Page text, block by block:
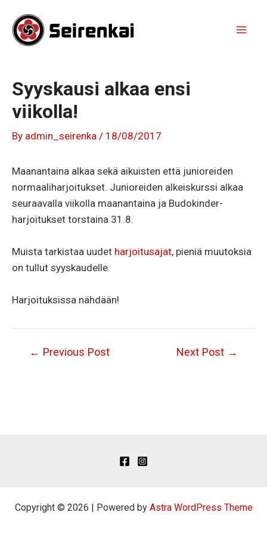
content
Syyskausi alkaa ensi
viikolla!
By admin_seirenka / 18/08/2017
Maanantaina alkaa sekä aikuisten että junioreiden
normaaliharjoitukset. Junioreiden alkeiskurssi alkaa
seuraavalla viikolla maanantaina ja Budokinder-
harjoitukset torstaina 31.8.
Muista tarkistaa uudet harjoitusajat, pieniä muutoksia
on tullut syyskaudelle.
Harjoituksissa nähdään!
Post← Previous Post Next Post →
Copyright © 2026 | Powered by Astra WordPress Theme